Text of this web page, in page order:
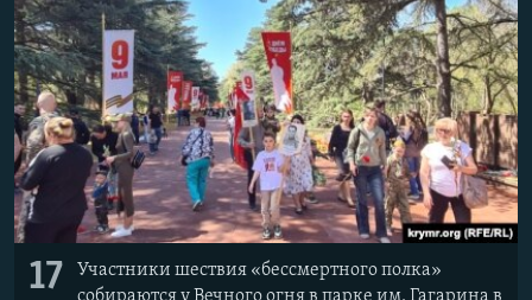
17
Участники шествия «бессмертного полка»